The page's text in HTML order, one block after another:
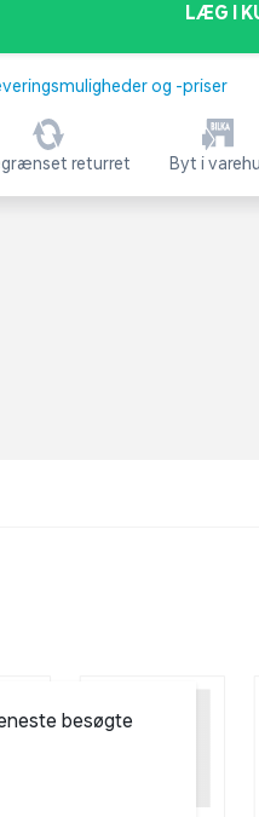
LÆG I
og -priser
returret Byt i
besøgte